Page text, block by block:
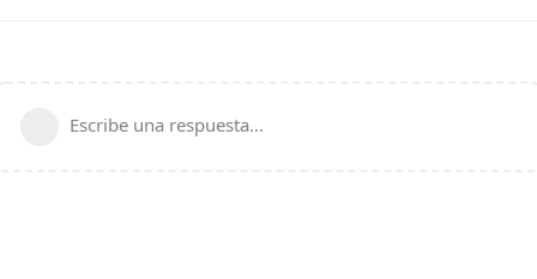
Escribe una respuesta...